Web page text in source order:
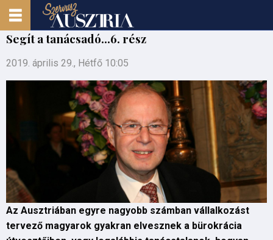
Segít a tanácsadó...6. rész
2019. április 29., Hétfő 10:05
Az Ausztriában egyre nagyobb számban vállalkozást
tervező magyarok gyakran elvesznek a bürokrácia